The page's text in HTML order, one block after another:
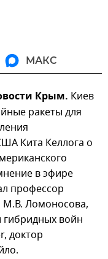
МАКС
Крым. Киев
ракеты для
Кита Келлога о
в эфире
профессор
М.В. Ломоносова,
войн
доктор